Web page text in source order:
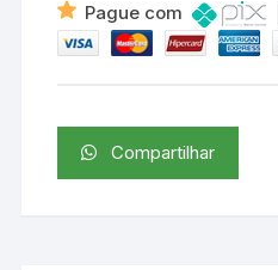
Pague com
Compartilhar